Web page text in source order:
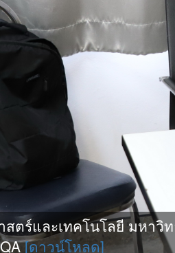
ตร์และเทคโนโลยี มหาวิ
[ดาวน์โหลด]